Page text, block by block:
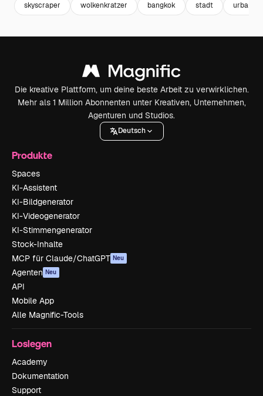
skyscraper wolkenkratzer bangkok stadt urban
Die kreative Plattform, um deine beste Arbeit zu verwirklichen.
Mehr als 1 Million Abonnenten unter Kreativen, Unternehmen,
Agenturen und Studios.
Deutsch
Produkte
Spaces
KI-Assistent
KI-Bildgenerator
KI-Videogenerator
KI-Stimmengenerator
Stock-Inhalte
MCP für Claude/ChatGPT Neu
Agenten Neu
API
Mobile App
Alle Magnific-Tools
Loslegen
Academy
Dokumentation
Support